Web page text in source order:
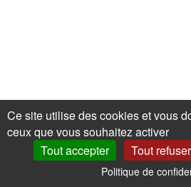
Promos
Ce site utilise des cookies et vous
ceux que vous souhaitez activer
Tout accepter
Tout refuser
Politique de